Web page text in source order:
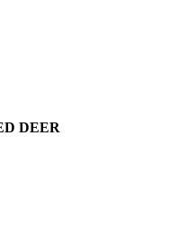
DEER